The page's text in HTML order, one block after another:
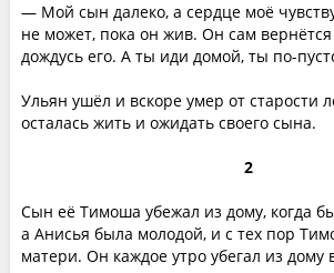
— Мой сын далеко, а сердце моё
не может, пока он жив. Он сам
дождусь его. А ты иди домой, ты по-
Ульян ушёл и вскоре умер от старости
осталась жить и ожидать своего сына.
2
Сын её Тимоша убежал из дому, когда
а Анисья была молодой, и с тех пор
матери. Он каждое утро убегал из дому